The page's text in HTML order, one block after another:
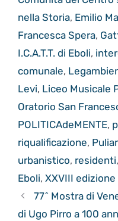
nella Storia, Emilio
Francesca Spera,
I.C.A.T.T. di Eboli,
comunale,
Levi, Liceo Musicale
Oratorio San
POLITICAdeMENTE,
riqualificazione,
urbanistico, residenti,
Eboli, XXVIII edizione
77^ Mostra di
di Ugo Pirro a 100